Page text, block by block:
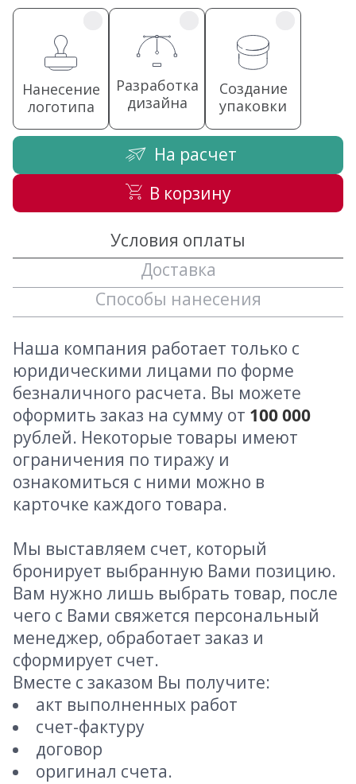
Нанесение
логотипа
Разработка
дизайна
Создание
упаковки
На расчет
В корзину
Условия оплаты
Доставка
Способы нанесения
Наша компания работает только с
юридическими лицами по форме
безналичного расчета. Вы можете
оформить заказ на сумму от 100 000
рублей. Некоторые товары имеют
ограничения по тиражу и
ознакомиться с ними можно в
карточке каждого товара.
Мы выставляем счет, который
бронирует выбранную Вами позицию.
Вам нужно лишь выбрать товар, после
чего с Вами свяжется персональный
менеджер, обработает заказ и
сформирует счет.
Вместе с заказом Вы получите:
акт выполненных работ
счет-фактуру
договор
оригинал счета.